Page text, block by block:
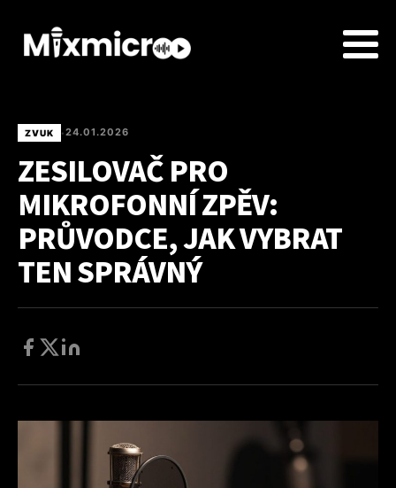
ZVUK • 24.01.2026
ZESILOVAČ PRO
MIKROFONNÍ ZPĚV:
PRŮVODCE, JAK VYBRAT
TEN SPRÁVNÝ